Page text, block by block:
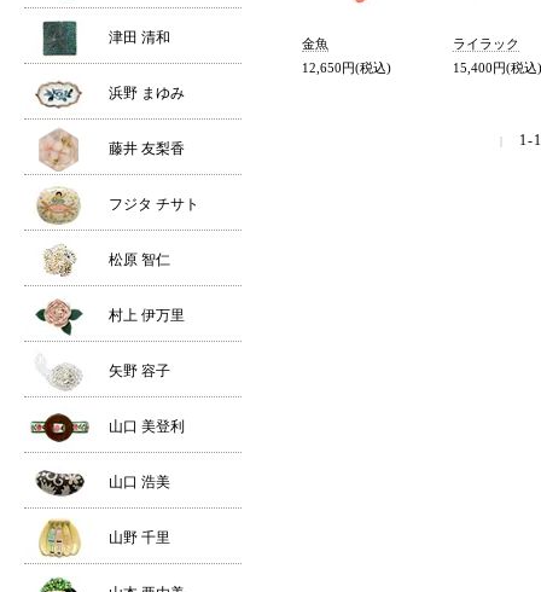
金魚
12,650円(税込)
ライラック
15,400円(税込)
| 1-
津田 清和
浜野 まゆみ
藤井 友梨香
フジタ チサト
松原 智仁
村上 伊万里
矢野 容子
山口 美登利
山口 浩美
山野 千里